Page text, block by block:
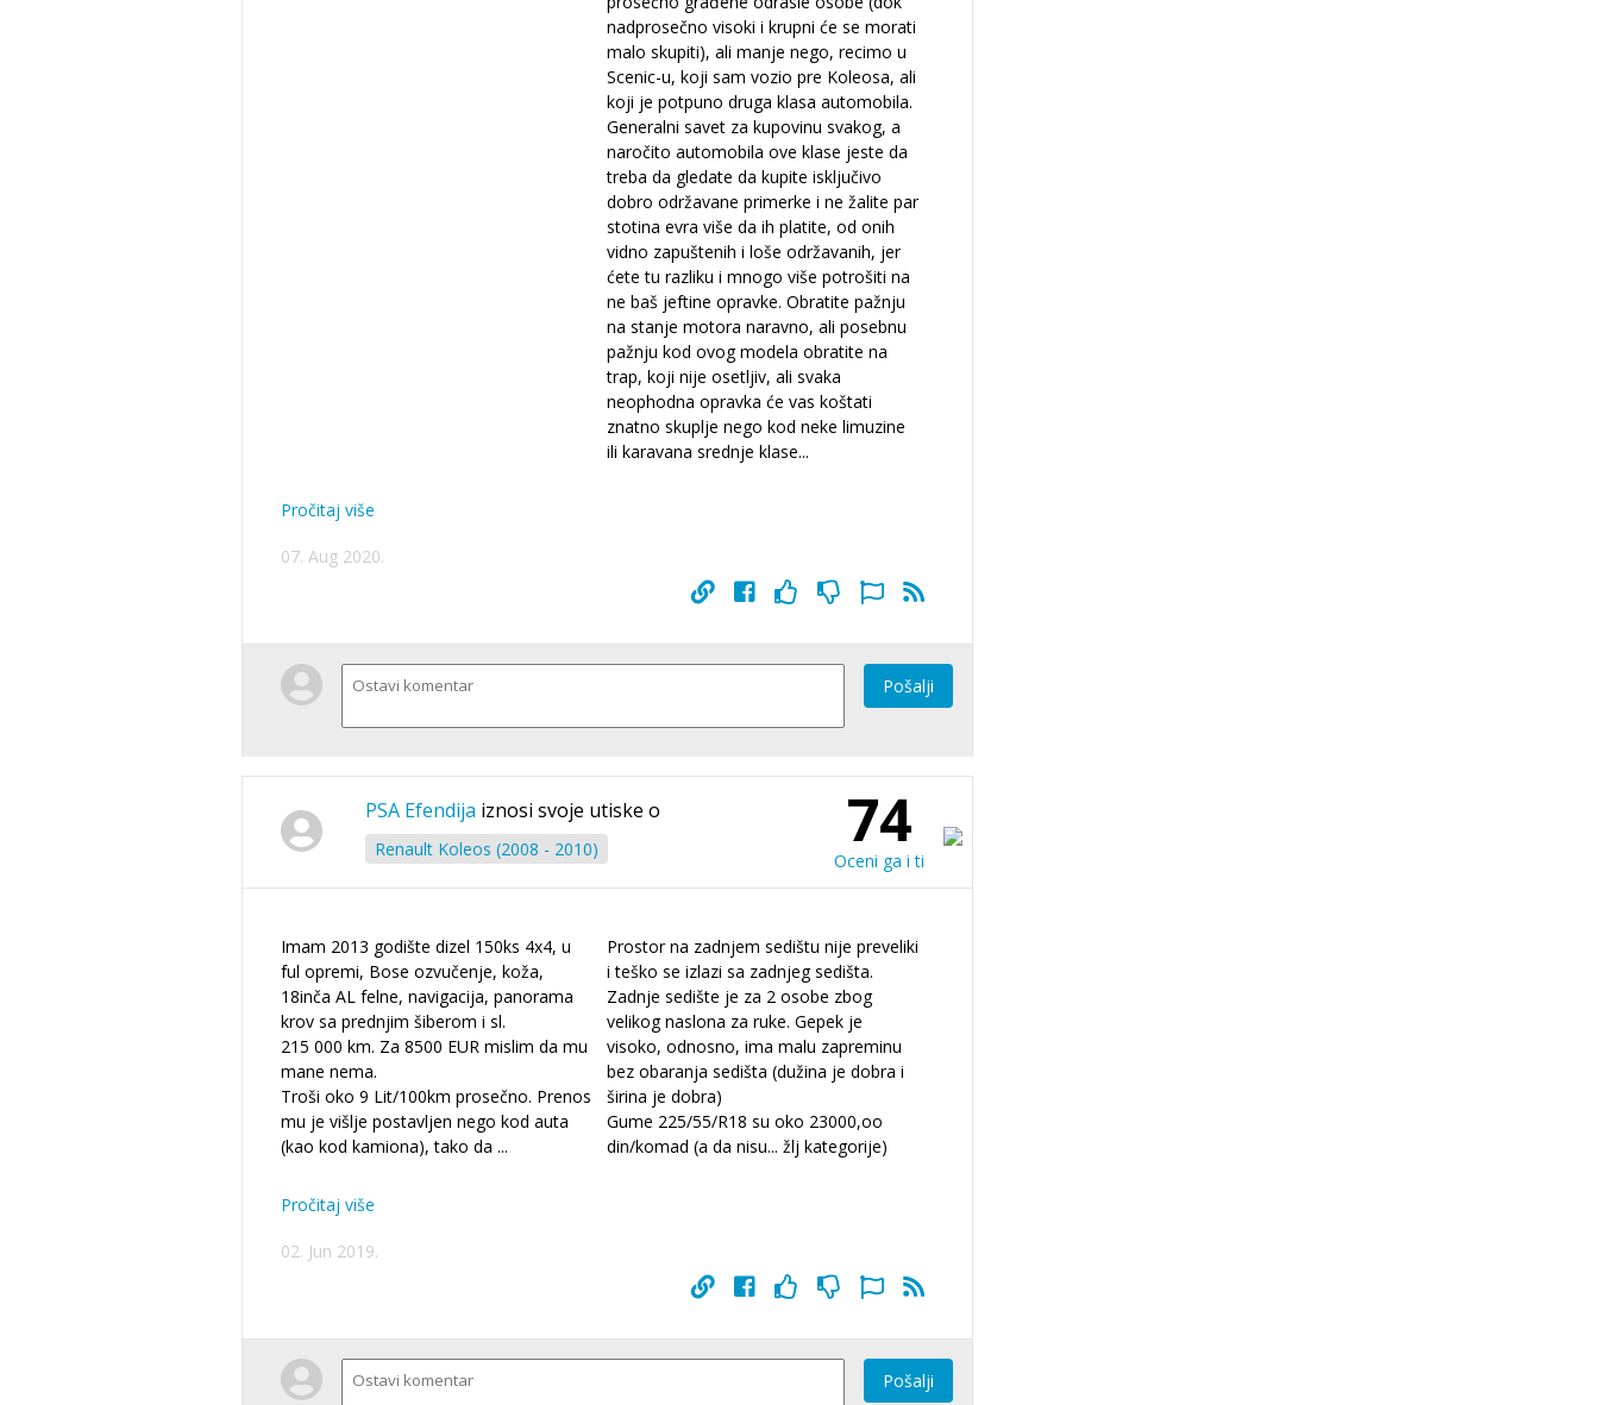
nadprosečno visoki i krupni će se morati
malo skupiti), ali manje nego, recimo u
Scenic-u, koji sam vozio pre Koleosa, ali
koji je potpuno druga klasa automobila.
Generalni savet za kupovinu svakog, a
naročito automobila ove klase jeste da
treba da gledate da kupite isključivo
dobro održavane primerke i ne žalite par
stotina evra više da ih platite, od onih
vidno zapuštenih i loše održavanih, jer
ćete tu razliku i mnogo više potrošiti na
ne baš jeftine opravke. Obratite pažnju
na stanje motora naravno, ali posebnu
pažnju kod ovog modela obratite na
trap, koji nije osetljiv, ali svaka
neophodna opravka će vas koštati
znatno skuplje nego kod neke limuzine
ili karavana srednje klase...
Pročitaj više
07. Aug 2020.
Pošalji
PSA Efendija iznosi svoje utiske o
Renault Koleos (2008 - 2010) 74
Oceni ga i ti
Imam 2013 godište dizel 150ks 4x4, u
ful opremi, Bose ozvučenje, koža,
18inča AL felne, navigacija, panorama
krov sa prednjim šiberom i sl.
215 000 km. Za 8500 EUR mislim da mu
mane nema.
Troši oko 9 Lit/100km prosečno. Prenos
mu je višlje postavljen nego kod auta
(kao kod kamiona), tako da ...
Prostor na zadnjem sedištu nije preveliki
i teško se izlazi sa zadnjeg sedišta.
Zadnje sedište je za 2 osobe zbog
velikog naslona za ruke. Gepek je
visoko, odnosno, ima malu zapreminu
bez obaranja sedišta (dužina je dobra i
širina je dobra)
Gume 225/55/R18 su oko 23000,oo
din/komad (a da nisu... žlj kategorije)
Pročitaj više
02. Jun 2019.
Pošalji